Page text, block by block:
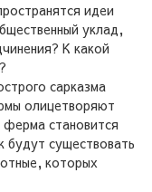
идеи
уклад,
К какой
сарказма
олицетворяют
становится
будут существовать
которых